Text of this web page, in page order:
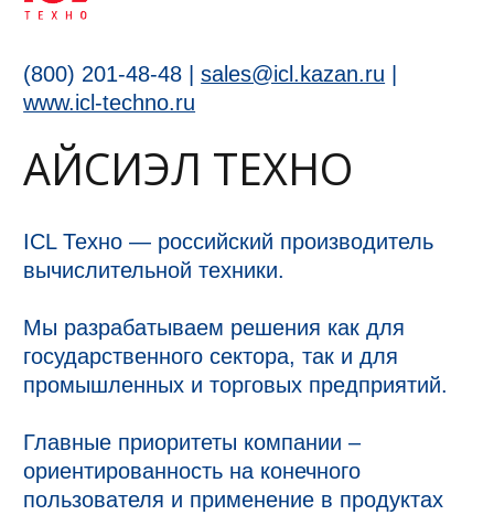
(800) 201-48-48 |sales@icl.kazan.ru
www.icl-techno.ru
АЙСИЭЛ ТЕХНО
ICL Техно — российский производитель
вычислительной техники.
Мы разрабатываем решения как для
государственного сектора, так и для
промышленных и торговых предприятий.
Главные приоритеты компании –
ориентированность на конечного
пользователя и применение в продуктах